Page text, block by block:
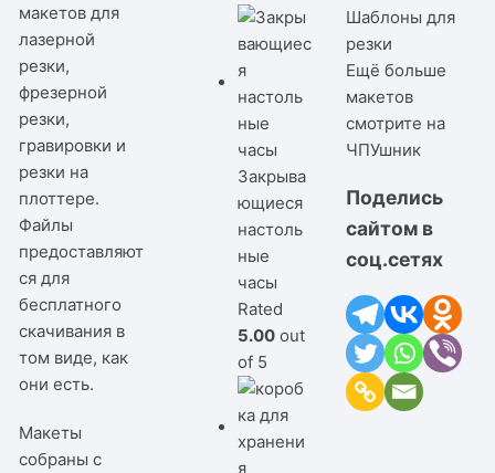
макетов для
лазерной
резки,
фрезерной
резки,
гравировки и
резки на
плоттере.
Файлы
предоставляют
ся для
бесплатного
скачивания в
том виде, как
они есть.
Макеты
собраны с
Закрыва
ющиеся
настоль
ные
часы
Rated
5.00 out
of 5
Шаблоны для
резки
Ещё больше
макетов
смотрите на
ЧПУшник
Поделись
сайтом в
соц.сетях